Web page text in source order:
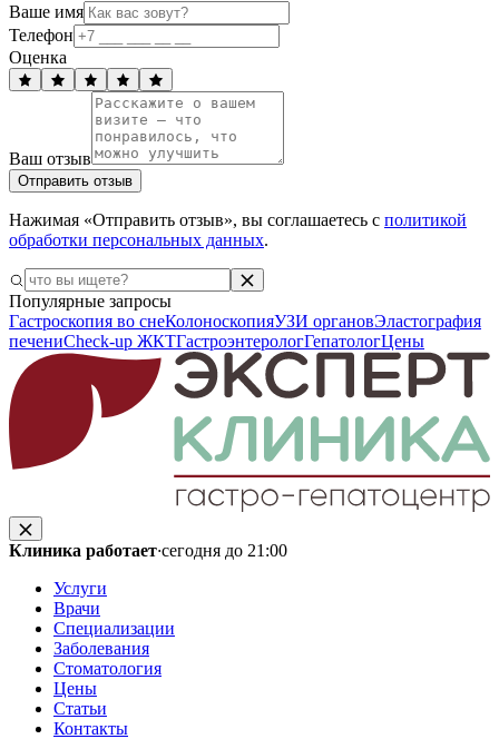
Ваше имя
Телефон
Оценка
Ваш отзыв
Отправить отзыв
Нажимая «Отправить отзыв», вы соглашаетесь с политикой
обработки персональных данных.
Популярные запросы
Гастроскопия во снеКолоноскопияУЗИ органовЭластография
печениCheck-up ЖКТГастроэнтерологГепатологЦены
Клиника работает·сегодня до 21:00
Услуги
Врачи
Специализации
Заболевания
Стоматология
Цены
Статьи
Контакты